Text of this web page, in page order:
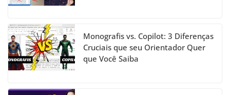
Monografis vs. Copilot: 3 Diferenças
Cruciais que seu Orientador Quer
que Você Saiba